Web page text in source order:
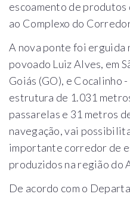
escoamento de
ao Complexo do
A nova ponte foi erguida
povoado Luiz Alves, em
Goiás (GO), e Cocalinho
estrutura de 1.031
passarelas e 31 metros
navegação, vai
importante corredor de
produzidos na região do
De acordo com o